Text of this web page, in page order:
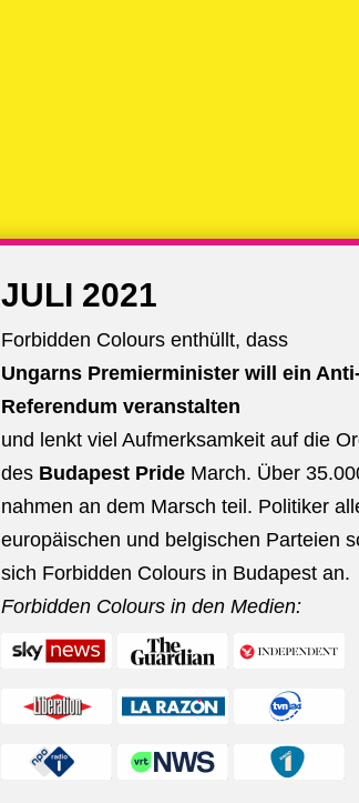
JULI 2021
Forbidden Colours enthüllt, dass
Ungarns Premierminister will ein
Referendum veranstalten
und lenkt viel Aufmerksamkeit auf die
des Budapest Pride March. Über
nahmen an dem Marsch teil. Politiker
europäischen und belgischen Parteien
sich Forbidden Colours in Budapest an.
Forbidden Colours in den Medien: